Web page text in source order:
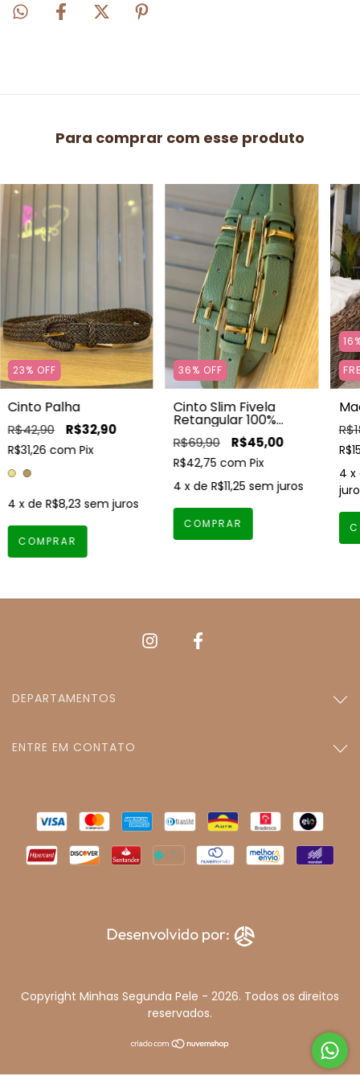
Para comprar com esse produto
23% OFF
Cinto Palha
R$42,90 R$32,90
R$31,26 com Pix
4 x de R$8,23 sem juros
COMPRAR
36% OFF
Cinto Slim Fivela
Retangular 100%
Couro
R$69,90 R$45,00
R$42,75 com Pix
4 x de R$11,25 sem juros
COMPRAR
16
4 x
DEPARTAMENTOS
ENTRE EM CONTATO
Copyright Minhas Segunda Pele - 2026. Todos os direitos
reservados.